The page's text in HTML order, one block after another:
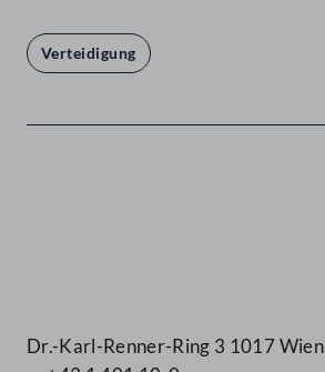
Verteidigung
Dr.-Karl-Renner-Ring 3 1017 Wien